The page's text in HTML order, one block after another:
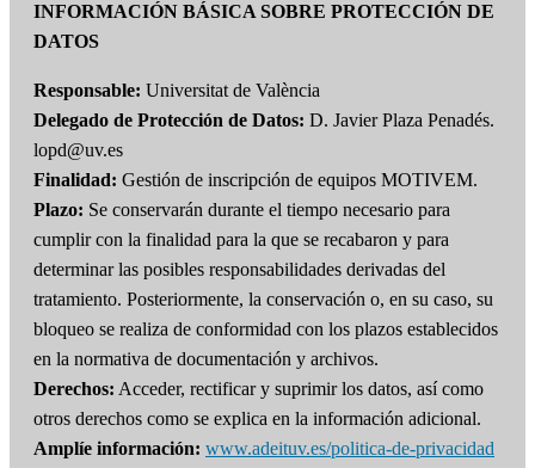
INFORMACIÓN BÁSICA SOBRE PROTECCIÓN DE
DATOS
Responsable: Universitat de València
Delegado de Protección de Datos: D. Javier Plaza Penadés.
lopd@uv.es
Finalidad: Gestión de inscripción de equipos MOTIVEM.
Plazo: Se conservarán durante el tiempo necesario para
cumplir con la finalidad para la que se recabaron y para
determinar las posibles responsabilidades derivadas del
tratamiento. Posteriormente, la conservación o, en su caso, su
bloqueo se realiza de conformidad con los plazos establecidos
en la normativa de documentación y archivos.
Derechos: Acceder, rectificar y suprimir los datos, así como
otros derechos como se explica en la información adicional.
Amplíe información: www.adeituv.es/politica-de-privacidad